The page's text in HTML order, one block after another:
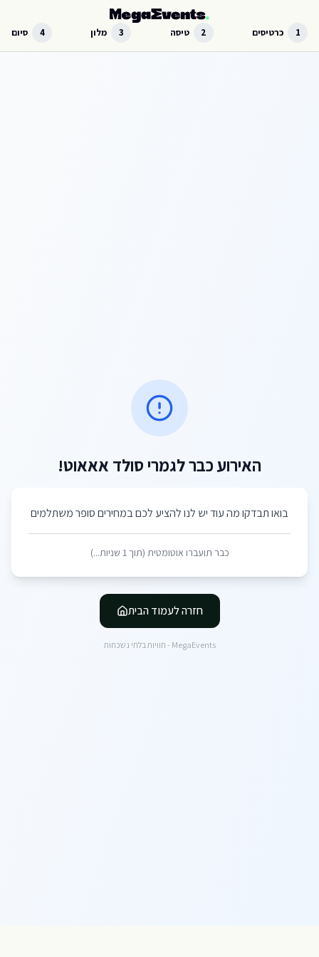
1 כרטיסים 2 טיסה 3 מלון 4 סיום
האירוע כבר לגמרי סולד אאאוט!
בואו תבדקו מה עוד יש לנו להציע לכם במחירים סופר משתלמים
כבר תועברו אוטומטית (תוך 1 שניות...)
חזרה לעמוד הבית
MegaEvents - חוויות בלתי נשכחות